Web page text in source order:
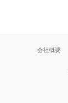
会社概要